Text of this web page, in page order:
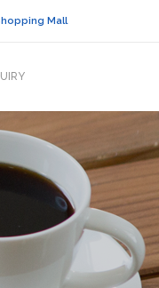
Mall
Event
문의